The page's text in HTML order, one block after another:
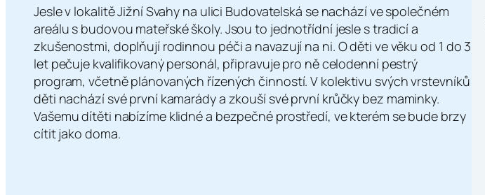
Jesle v lokalitě Jižní Svahy na ulici Budovatelská se nachází ve společném
areálu s budovou mateřské školy. Jsou to jednotřídní jesle s tradicí a
zkušenostmi, doplňují rodinnou péči a navazují na ni. O děti ve věku od 1 do 3
let pečuje kvalifikovaný personál, připravuje pro ně celodenní pestrý
program, včetně plánovaných řízených činností. V kolektivu svých vrstevníků
děti nachází své první kamarády a zkouší své první krůčky bez maminky.
Vašemu dítěti nabízíme klidné a bezpečné prostředí, ve kterém se bude brzy
cítit jako doma.